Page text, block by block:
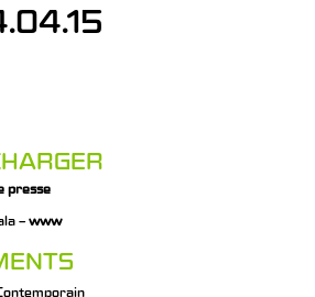
presse
– www